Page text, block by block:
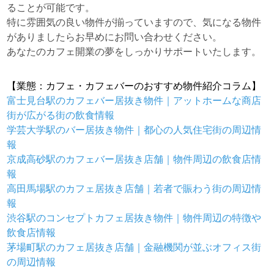
ることが可能です。
特に雰囲気の良い物件が揃っていますので、気になる物件
がありましたらお早めにお問い合わせください。
あなたのカフェ開業の夢をしっかりサポートいたします。
【業態：カフェ・カフェバーのおすすめ物件紹介コラム】
富士見台駅のカフェバー居抜き物件｜アットホームな商店
街が広がる街の飲食情報
学芸大学駅のバー居抜き物件｜都心の人気住宅街の周辺情
報
京成高砂駅のカフェバー居抜き店舗｜物件周辺の飲食店情
報
高田馬場駅のカフェ居抜き店舗｜若者で賑わう街の周辺情
報
渋谷駅のコンセプトカフェ居抜き物件｜物件周辺の特徴や
飲食店情報
茅場町駅のカフェ居抜き店舗｜金融機関が並ぶオフィス街
の周辺情報